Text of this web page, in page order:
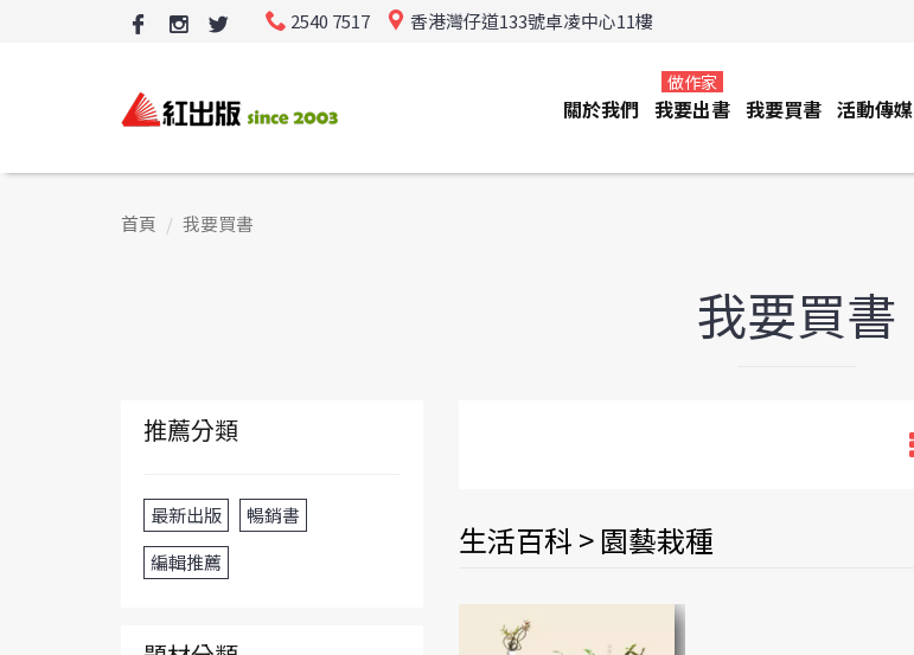
2540 7517 香港灣仔道133號卓凌中心11樓
關於我們 我要出書
做作家
我要買書 活動傳媒
首頁 我要買書
我要買書
推薦分類
最新出版
暢銷書
編輯推薦
生活百科 > 園藝栽種